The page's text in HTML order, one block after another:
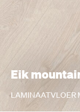
Eik
LAMINAATVLOER